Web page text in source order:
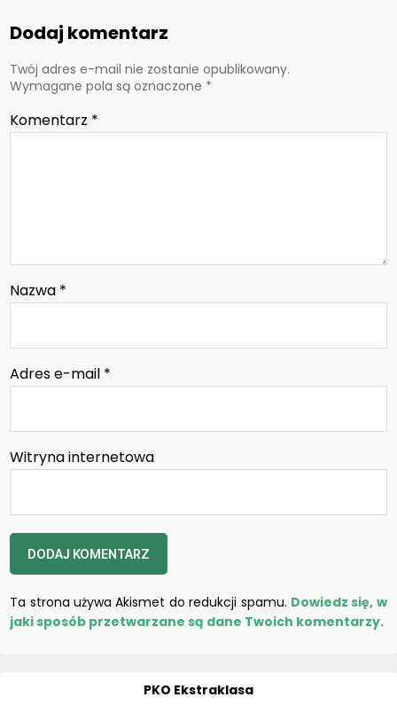
Dodaj komentarz
Twój adres e-mail nie zostanie opublikowany.
Wymagane pola są oznaczone *
Komentarz *
Nazwa *
Adres e-mail *
Witryna internetowa
Ta strona używa Akismet do redukcji spamu. Dowiedz się, w
jaki sposób przetwarzane są dane Twoich komentarzy.
PKO Ekstraklasa